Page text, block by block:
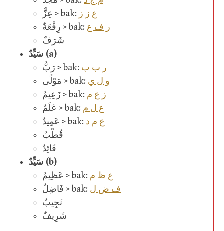
عِزٌّ > bak: ع ز ز
رِفْعَةٌ > bak: ر ف ع
شَرَفٌ
سَيِّدٌ (a)
رَبٌّ > bak: ر ب ب
مَوْلًى > bak: و ل ي
زَعِيمٌ > bak: ز ع م
عَلَمٌ > bak: ع ل م
عَمِيدٌ > bak: ع م د
قُطْبٌ
قَائِدٌ
سَيِّدٌ (b)
عَظِيمٌ > bak: ع ظ م
فَاضِلٌ > bak: ف ض ل
نَجِيبٌ
شَرِيفٌ